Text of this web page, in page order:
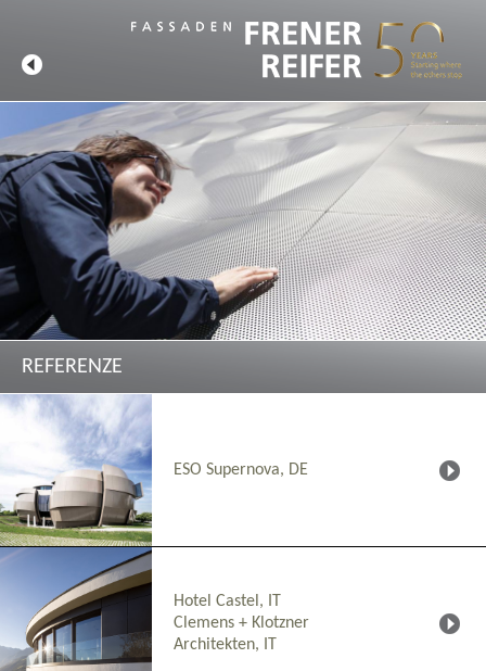
REFERENZE
ESO Supernova, DE
Hotel Castel, IT
Clemens + Klotzner
Architekten, IT